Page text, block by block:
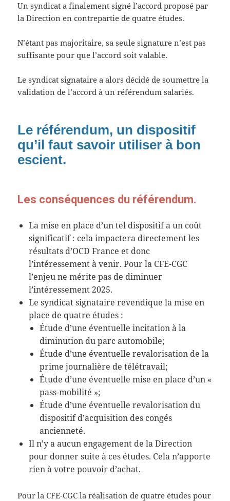
Un syndicat a finalement signé l’accord proposé par
la Direction en contrepartie de quatre études.
N’étant pas majoritaire, sa seule signature n’est pas
suffisante pour que l’accord soit valable.
Le syndicat signataire a alors décidé de soumettre la
validation de l’accord à un référendum salariés.
Le référendum, un dispositif
qu’il faut savoir utiliser à bon
escient.
Les conséquences du référendum.
La mise en place d’un tel dispositif a un coût
significatif : cela impactera directement les
résultats d’OCD France et donc
l’intéressement à venir. Pour la CFE-CGC
l’enjeu ne mérite pas de diminuer
l’intéressement 2025.
Le syndicat signataire revendique la mise en
place de quatre études :
Étude d’une éventuelle incitation à la
diminution du parc automobile;
Étude d’une éventuelle revalorisation de la
prime journalière de télétravail;
Étude d’une éventuelle mise en place d’un «
pass-mobilité »;
Étude d’une éventuelle revalorisation du
dispositif d’acquisition des congés
ancienneté.
Il n’y a aucun engagement de la Direction
pour donner suite à ces études. Cela n’apporte
rien à votre pouvoir d’achat.
Pour la CFE-CGC la réalisation de quatre études pour